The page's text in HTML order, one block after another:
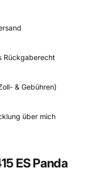
Rückgaberecht
& Gebühren)
über mich
ES Panda